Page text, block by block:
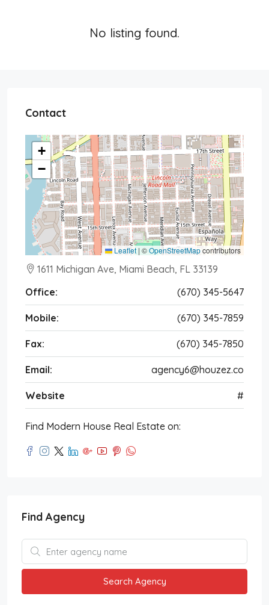
No listing found.
Contact
+
−
Leaflet | ©OpenStreetMapcontributors
1611 Michigan Ave, Miami Beach, FL 33139
Office:
(670) 345-5647
Mobile: (670) 345-7859
Fax: (670) 345-7850
Email: agency6@houzez.co
Website #
Find Modern House Real Estate on:
Find Agency
Search Agency